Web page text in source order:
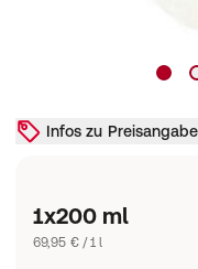
Infos zu
1x200 ml
69,95 € / 1 l